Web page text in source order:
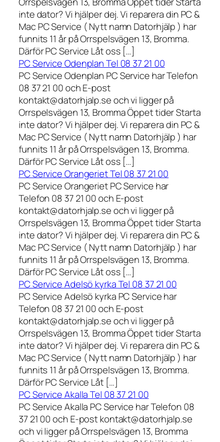
inte dator? Vi hjälper dej. Vi reparera din PC &
Mac PC Service ( Nytt namn Datorhjälp ) har
funnits 11 år på Orrspelsvägen 13, Bromma.
Därför PC Service Låt oss […]
PC Service Odenplan Tel 08 37 21 00
PC Service Odenplan PC Service har Telefon
08 37 21 00 och E-post
kontakt@datorhjalp.se och vi ligger på
Orrspelsvägen 13, Bromma Öppet tider Starta
inte dator? Vi hjälper dej. Vi reparera din PC &
Mac PC Service ( Nytt namn Datorhjälp ) har
funnits 11 år på Orrspelsvägen 13, Bromma.
Därför PC Service Låt oss […]
PC Service Orangeriet Tel 08 37 21 00
PC Service Orangeriet PC Service har
Telefon 08 37 21 00 och E-post
kontakt@datorhjalp.se och vi ligger på
Orrspelsvägen 13, Bromma Öppet tider Starta
inte dator? Vi hjälper dej. Vi reparera din PC &
Mac PC Service ( Nytt namn Datorhjälp ) har
funnits 11 år på Orrspelsvägen 13, Bromma.
Därför PC Service Låt oss […]
PC Service Adelsö kyrka Tel 08 37 21 00
PC Service Adelsö kyrka PC Service har
Telefon 08 37 21 00 och E-post
kontakt@datorhjalp.se och vi ligger på
Orrspelsvägen 13, Bromma Öppet tider Starta
inte dator? Vi hjälper dej. Vi reparera din PC &
Mac PC Service ( Nytt namn Datorhjälp ) har
funnits 11 år på Orrspelsvägen 13, Bromma.
Därför PC Service Låt […]
PC Service Akalla Tel 08 37 21 00
PC Service Akalla PC Service har Telefon 08
37 21 00 och E-post kontakt@datorhjalp.se
och vi ligger på Orrspelsvägen 13, Bromma